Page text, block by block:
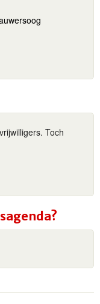
Toch